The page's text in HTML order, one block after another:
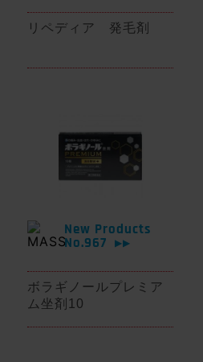
リペディア 発毛剤
New Products
No.967
▶▶
ボラギノールプレミア
ム坐剤10